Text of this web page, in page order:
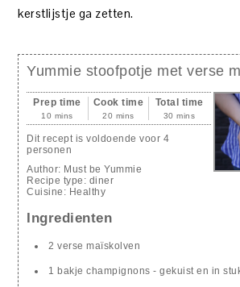
kerstlijstje ga zetten.
Yummie stoofpotje met verse
Prep time
10 mins
Cook time
20 mins
Total time
30 mins
Dit recept is voldoende voor 4
personen
Author: Must be Yummie
Recipe type: diner
Cuisine: Healthy
Ingredienten
2 verse maïskolven
1 bakje champignons - gekuist en in